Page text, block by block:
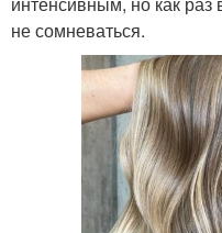
не сомневаться.